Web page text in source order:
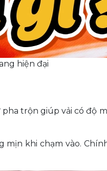
hiện đại
pha trộn giúp vải có độ
mịn khi chạm vào.